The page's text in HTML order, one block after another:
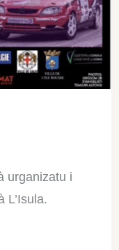
urganizatu i
L’Isula.